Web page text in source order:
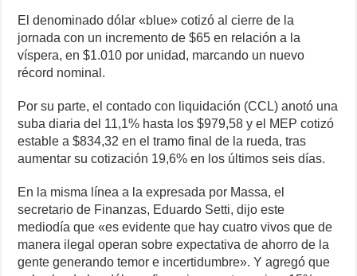
El denominado dólar «blue» cotizó al cierre de la
jornada con un incremento de $65 en relación a la
víspera, en $1.010 por unidad, marcando un nuevo
récord nominal.
Por su parte, el contado con liquidación (CCL) anotó una
suba diaria del 11,1% hasta los $979,58 y el MEP cotizó
estable a $834,32 en el tramo final de la rueda, tras
aumentar su cotización 19,6% en los últimos seis días.
En la misma línea a la expresada por Massa, el
secretario de Finanzas, Eduardo Setti, dijo este
mediodía que «es evidente que hay cuatro vivos que de
manera ilegal operan sobre expectativa de ahorro de la
gente generando temor e incertidumbre». Y agregó que